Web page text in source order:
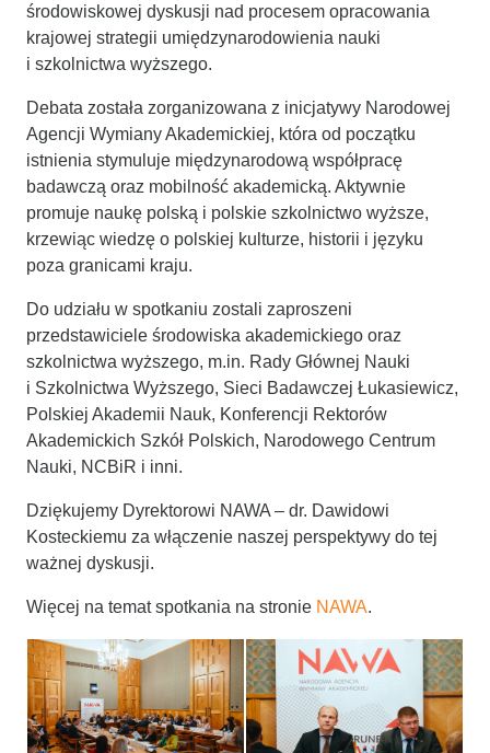
środowiskowej dyskusji nad procesem opracowania
krajowej strategii umiędzynarodowienia nauki
i szkolnictwa wyższego.
Debata została zorganizowana z inicjatywy Narodowej
Agencji Wymiany Akademickiej, która od początku
istnienia stymuluje międzynarodową współpracę
badawczą oraz mobilność akademicką. Aktywnie
promuje naukę polską i polskie szkolnictwo wyższe,
krzewiąc wiedzę o polskiej kulturze, historii i języku
poza granicami kraju.
Do udziału w spotkaniu zostali zaproszeni
przedstawiciele środowiska akademickiego oraz
szkolnictwa wyższego, m.in. Rady Głównej Nauki
i Szkolnictwa Wyższego, Sieci Badawczej Łukasiewicz,
Polskiej Akademii Nauk, Konferencji Rektorów
Akademickich Szkół Polskich, Narodowego Centrum
Nauki, NCBiR i inni.
Dziękujemy Dyrektorowi NAWA – dr. Dawidowi
Kosteckiemu za włączenie naszej perspektywy do tej
ważnej dyskusji.
Więcej na temat spotkania na stronie NAWA.